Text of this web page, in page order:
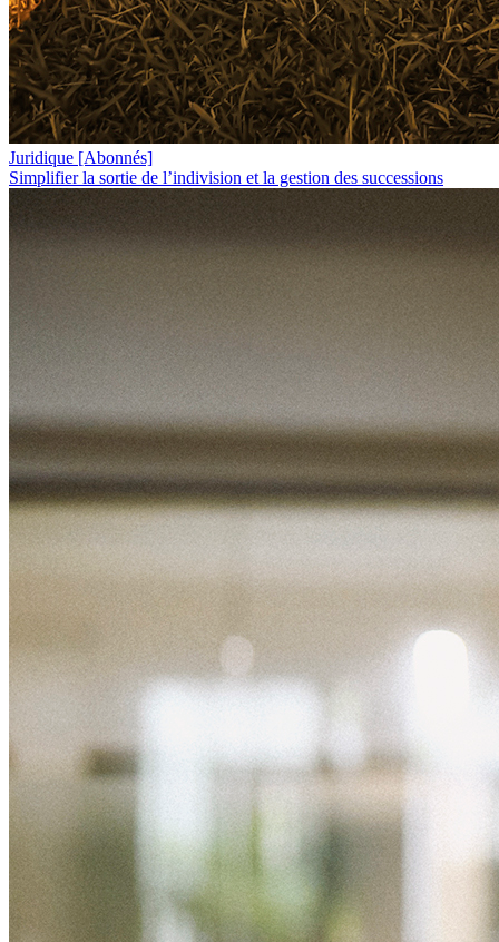
Juridique [Abonnés]
Simplifier la sortie de l’indivision et la gestion des successions